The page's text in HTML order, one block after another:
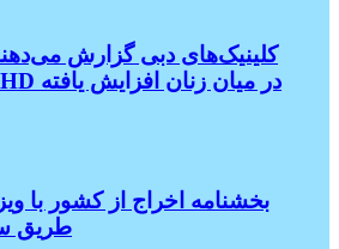
کلینیک‌های دبی گزارش می‌دهند
بخشنامه اخراج از کشور با
طریق